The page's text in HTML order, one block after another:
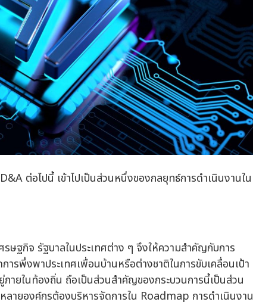
ต่อไปนี้ เข้าไปเป็นส่วนหนึ่งของกลยุทธ์การดำเนินงานใน
ฐกิจ รัฐบาลในประเทศต่าง ๆ จึงให้ความสำคัญกับการ
รพึ่งพาประเทศเพื่อนบ้านหรือต่างชาติในการขับเคลื่อนเป้า
ภายในท้องถิ่น ถือเป็นส่วนสำคัญของกระบวนการนี้เป็นส่วน
ยองค์กรต้องบริหารจัดการใน Roadmap การดำเนินงาน